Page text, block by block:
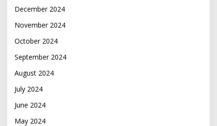
December 2024
November 2024
October 2024
September 2024
August 2024
July 2024
June 2024
May 2024